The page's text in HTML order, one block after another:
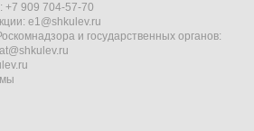
+7 909 704-57-70
e1@shkulev.ru
и государственных органов: